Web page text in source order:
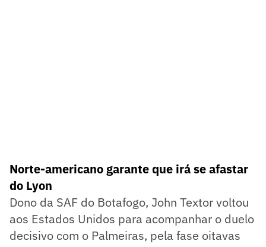
Norte-americano garante que irá se afastar
do Lyon
Dono da SAF do Botafogo, John Textor voltou
aos Estados Unidos para acompanhar o duelo
decisivo com o Palmeiras, pela fase oitavas